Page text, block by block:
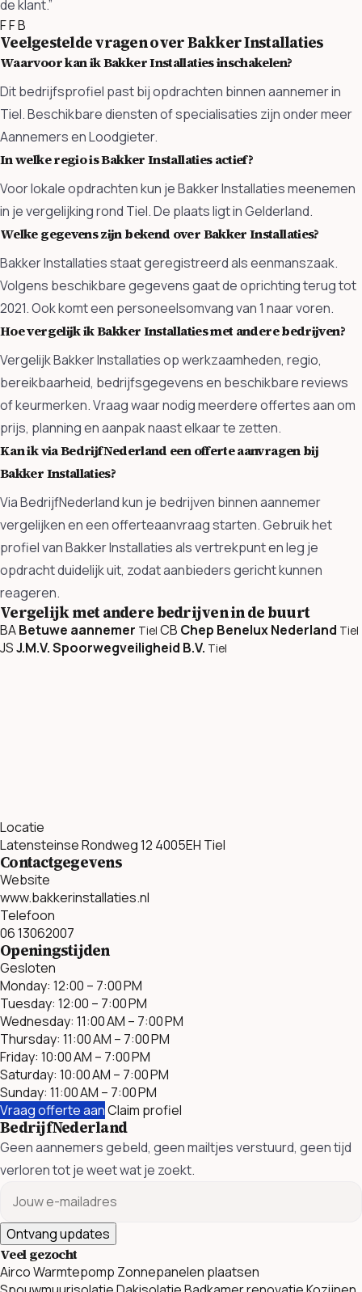
de klant.”
FF B
Veelgestelde vragen over Bakker Installaties
Waarvoor kan ik Bakker Installaties inschakelen?
Dit bedrijfsprofiel past bij opdrachten binnen aannemer in
Tiel. Beschikbare diensten of specialisaties zijn onder meer
Aannemers en Loodgieter.
In welke regio is Bakker Installaties actief?
Voor lokale opdrachten kun je Bakker Installaties meenemen
in je vergelijking rond Tiel. De plaats ligt in Gelderland.
Welke gegevens zijn bekend over Bakker Installaties?
Bakker Installaties staat geregistreerd als eenmanszaak.
Volgens beschikbare gegevens gaat de oprichting terug tot
2021. Ook komt een personeelsomvang van 1 naar voren.
Hoe vergelijk ik Bakker Installaties met andere bedrijven?
Vergelijk Bakker Installaties op werkzaamheden, regio,
bereikbaarheid, bedrijfsgegevens en beschikbare reviews
of keurmerken. Vraag waar nodig meerdere offertes aan om
prijs, planning en aanpak naast elkaar te zetten.
Kan ik via BedrijfNederland een offerte aanvragen bij
Bakker Installaties?
Via BedrijfNederland kun je bedrijven binnen aannemer
vergelijken en een offerteaanvraag starten. Gebruik het
profiel van Bakker Installaties als vertrekpunt en leg je
opdracht duidelijk uit, zodat aanbieders gericht kunnen
reageren.
Vergelijk met andere bedrijven in de buurt
BABetuwe aannemer Tiel CB Chep Benelux Nederland Tiel
JSJ.M.V. Spoorwegveiligheid B.V. Tiel
Locatie
Latensteinse Rondweg 12 4005EH Tiel
Contactgegevens
Website
www.bakkerinstallaties.nl
Telefoon
06 13062007
Openingstijden
Gesloten
Monday: 12:00 – 7:00 PM
Tuesday: 12:00 – 7:00 PM
Wednesday: 11:00 AM – 7:00 PM
Thursday: 11:00 AM – 7:00 PM
Friday: 10:00 AM – 7:00 PM
Saturday: 10:00 AM – 7:00 PM
Sunday: 11:00 AM – 7:00 PM
Vraag offerte aanClaim profiel
BedrijfNederland
Geen aannemers gebeld, geen mailtjes verstuurd, geen tijd
verloren tot je weet wat je zoekt.
Ontvang updates
Veel gezocht
AircoWarmtepomp Zonnepanelen plaatsen